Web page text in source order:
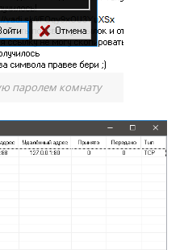
паролем комнату